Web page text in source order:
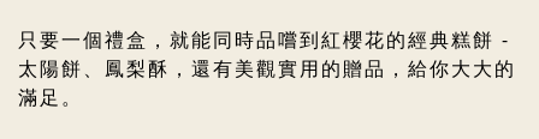
只要一個禮盒，就能同時品嚐到紅櫻花的經典糕餅 -
太陽餅、鳳梨酥，還有美觀實用的贈品，給你大大的
滿足。